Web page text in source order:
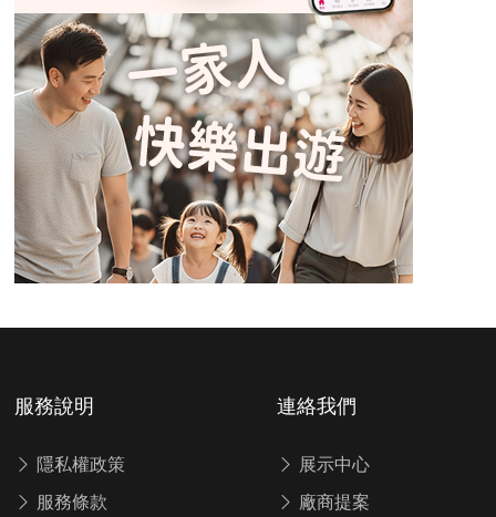
服務說明
隱私權政策
服務條款
連絡我們
展示中心
廠商提案